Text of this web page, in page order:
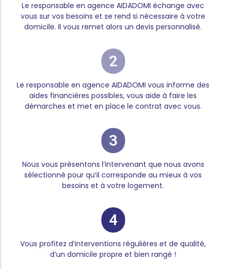
Le responsable en agence AIDADOMI échange avec
vous sur vos besoins et se rend si nécessaire à votre
domicile. Il vous remet alors un devis personnalisé.
2
Le responsable en agence AIDADOMI vous informe des
aides financières possibles, vous aide à faire les
démarches et met en place le contrat avec vous.
3
Nous vous présentons l’intervenant que nous avons
sélectionné pour qu’il corresponde au mieux à vos
besoins et à votre logement.
4
Vous profitez d’interventions régulières et de qualité,
d’un domicile propre et bien rangé !